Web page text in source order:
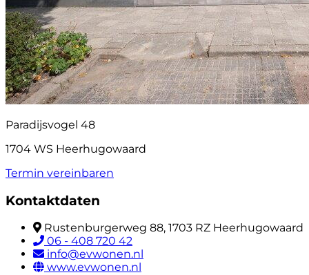
Paradijsvogel 48
1704 WS Heerhugowaard
Termin vereinbaren
Kontaktdaten
Rustenburgerweg 88, 1703 RZ Heerhugowaard
06 - 408 720 42
info@evwonen.nl
www.evwonen.nl